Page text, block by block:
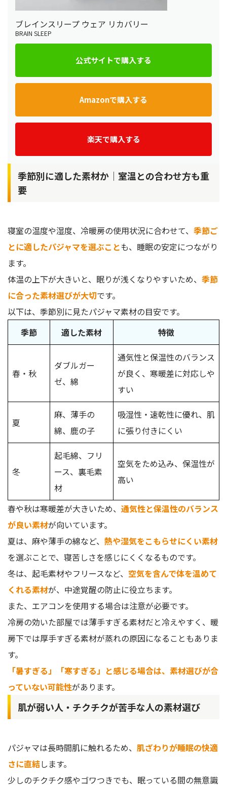
ブレインスリープ ウェア リカバリー
BRAIN SLEEP
公式サイトで購入する
Amazonで購入する
楽天で購入する
季節別に適した素材か｜室温との合わせ方も重
要
寝室の温度や湿度、冷暖房の使用状況に合わせて、 季節ご
とに適したパジャマを選ぶことも、睡眠の安定につながり
ます。
体温の上下が大きいと、眠りが浅くなりやすいため、 季節
に合った素材選びが大切です。
以下は、季節別に見たパジャマ素材の目安です。
季節
適した素材 特徴
春・秋
ダブルガー
ゼ、綿
通気性と保温性のバランス
が良く、寒暖差に対応しや
すい
夏
麻、薄手の
綿、鹿の子
吸湿性・速乾性に優れ、肌
に張り付きにくい
冬
起毛綿、フリ
ース、裏毛素
材
空気をため込み、保温性が
高い
春や秋は寒暖差が大きいため、 通気性と保温性のバランス
が良い素材が向いています。
夏は、麻や薄手の綿など、 熱や湿気をこもらせにくい素材
を選ぶことで、寝苦しさを感じにくくなるものです。
冬は、起毛素材やフリースなど、 空気を含んで体を温めて
くれる素材が、中途覚醒の防止に役立ちます。
また、エアコンを使用する場合は注意が必要です。
冷房の効いた部屋では薄手すぎる素材だと冷えやすく、暖
房下では厚手すぎる素材が蒸れの原因になることもありま
す。
「暑すぎる」「寒すぎる」と感じる場合は、素材選びが合
っていない可能性があります。
肌が弱い人・チクチクが苦手な人の素材選び
パジャマは長時間肌に触れるため、 肌ざわりが睡眠の快適
さに直結します。
少しのチクチク感やゴワつきでも、眠っている間の無意識